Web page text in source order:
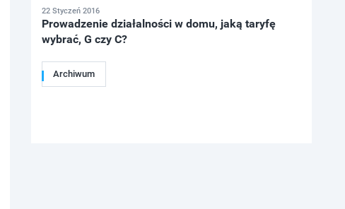
22 Styczeń 2016
Prowadzenie działalności w domu, jaką taryfę
wybrać, G czy C?
Archiwum